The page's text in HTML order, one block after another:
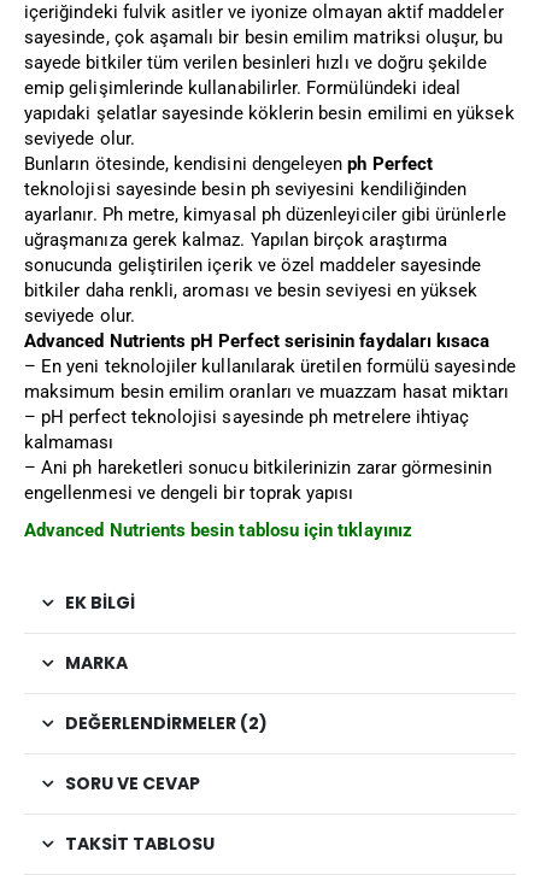
içeriğindeki fulvik asitler ve iyonize olmayan aktif maddeler
sayesinde, çok aşamalı bir besin emilim matriksi oluşur, bu
sayede bitkiler tüm verilen besinleri hızlı ve doğru şekilde
emip gelişimlerinde kullanabilirler. Formülündeki ideal
yapıdaki şelatlar sayesinde köklerin besin emilimi en yüksek
seviyede olur.
Bunların ötesinde, kendisini dengeleyenph Perfect
teknolojisi sayesinde besin ph seviyesini kendiliğinden
ayarlanır. Ph metre, kimyasal ph düzenleyiciler gibi ürünlerle
uğraşmanıza gerek kalmaz. Yapılan birçok araştırma
sonucunda geliştirilen içerik ve özel maddeler sayesinde
bitkiler daha renkli, aroması ve besin seviyesi en yüksek
seviyede olur.
Advanced Nutrients pH Perfect serisinin faydaları kısaca
– En yeni teknolojiler kullanılarak üretilen formülü sayesinde
maksimum besin emilim oranları ve muazzam hasat miktarı
– pH perfect teknolojisi sayesinde ph metrelere ihtiyaç
kalmaması
– Ani ph hareketleri sonucu bitkilerinizin zarar görmesinin
engellenmesi ve dengeli bir toprak yapısı
Advanced Nutrients besin tablosu için tıklayınız
EK BILGI
MARKA
DEĞERLENDIRMELER (2)
SORU VE CEVAP
TAKSIT TABLOSU